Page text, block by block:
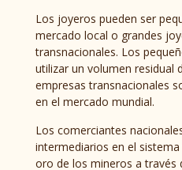
Los joyeros pueden ser
mercado local o grandes
transnacionales. Los
utilizar un volumen residual
empresas transnacionales
en el mercado mundial.
Los comerciantes
intermediarios en el
oro de los mineros a través